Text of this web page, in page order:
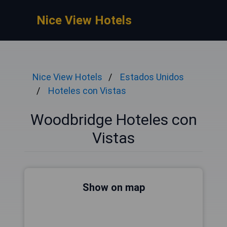
Nice View Hotels
Nice View Hotels
Estados Unidos
Hoteles con Vistas
Woodbridge Hoteles con
Vistas
Show on map